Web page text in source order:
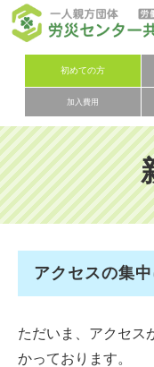
初めての方
加入費用
労
アクセスの集
ただいま、アクセス
かっております。